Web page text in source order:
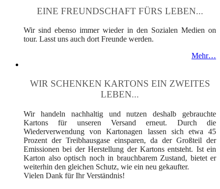
EINE FREUNDSCHAFT FÜRS LEBEN...
Wir sind ebenso immer wieder in den Sozialen Medien on
tour. Lasst uns auch dort Freunde werden.
Mehr…
WIR SCHENKEN KARTONS EIN ZWEITES
LEBEN...
Wir handeln nachhaltig und nutzen deshalb gebrauchte
Kartons für unseren Versand erneut. Durch die
Wiederverwendung von Kartonagen lassen sich etwa 45
Prozent der Treibhausgase einsparen, da der Großteil der
Emissionen bei der Herstellung der Kartons entsteht. Ist ein
Karton also optisch noch in brauchbarem Zustand, bietet er
weiterhin den gleichen Schutz, wie ein neu gekaufter.
Vielen Dank für Ihr Verständnis!